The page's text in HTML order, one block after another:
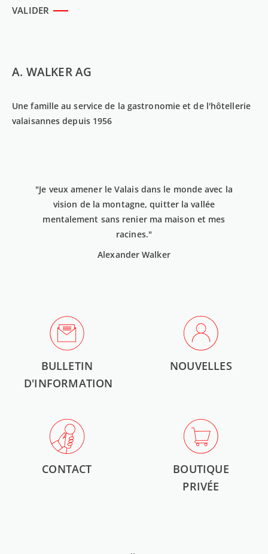
A. WALKER AG
Une famille au service de la gastronomie et de l'hôtellerie
valaisannes depuis 1956
"Je veux amener le Valais dans le monde avec la
vision de la montagne, quitter la vallée
mentalement sans renier ma maison et mes
racines."
Alexander Walker
BULLETIN
D'INFORMATION
NOUVELLES
CONTACT
BOUTIQUE
PRIVÉE